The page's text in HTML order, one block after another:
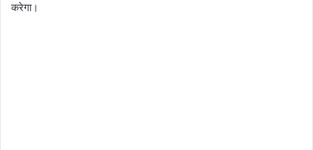
करेगा।